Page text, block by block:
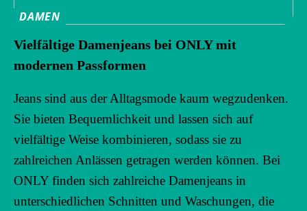
DAMEN
Vielfältige Damenjeans bei ONLY mit
modernen Passformen
Jeans sind aus der Alltagsmode kaum wegzudenken.
Sie bieten Bequemlichkeit und lassen sich auf
vielfältige Weise kombinieren, sodass sie zu
zahlreichen Anlässen getragen werden können. Bei
ONLY finden sich zahlreiche Damenjeans in
unterschiedlichen Schnitten und Waschungen, die